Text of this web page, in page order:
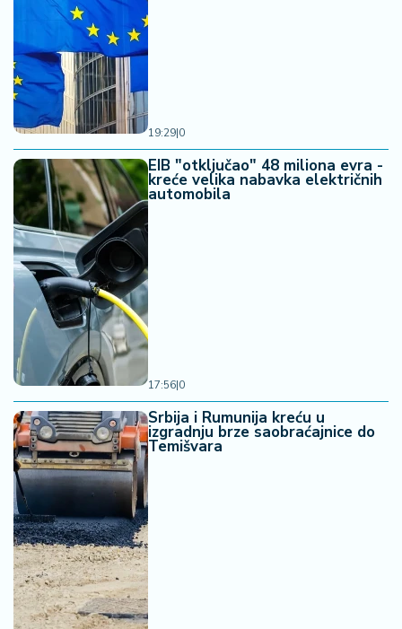
19:29|0
EIB "otključao" 48 miliona evra -
kreće velika nabavka električnih
automobila
17:56|0
Srbija i Rumunija kreću u
izgradnju brze saobraćajnice do
Temišvara